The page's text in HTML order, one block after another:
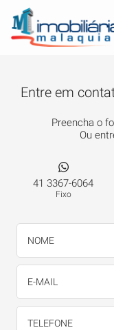
Entre em
Preencha o
Ou
41 3367-6064
Fixo